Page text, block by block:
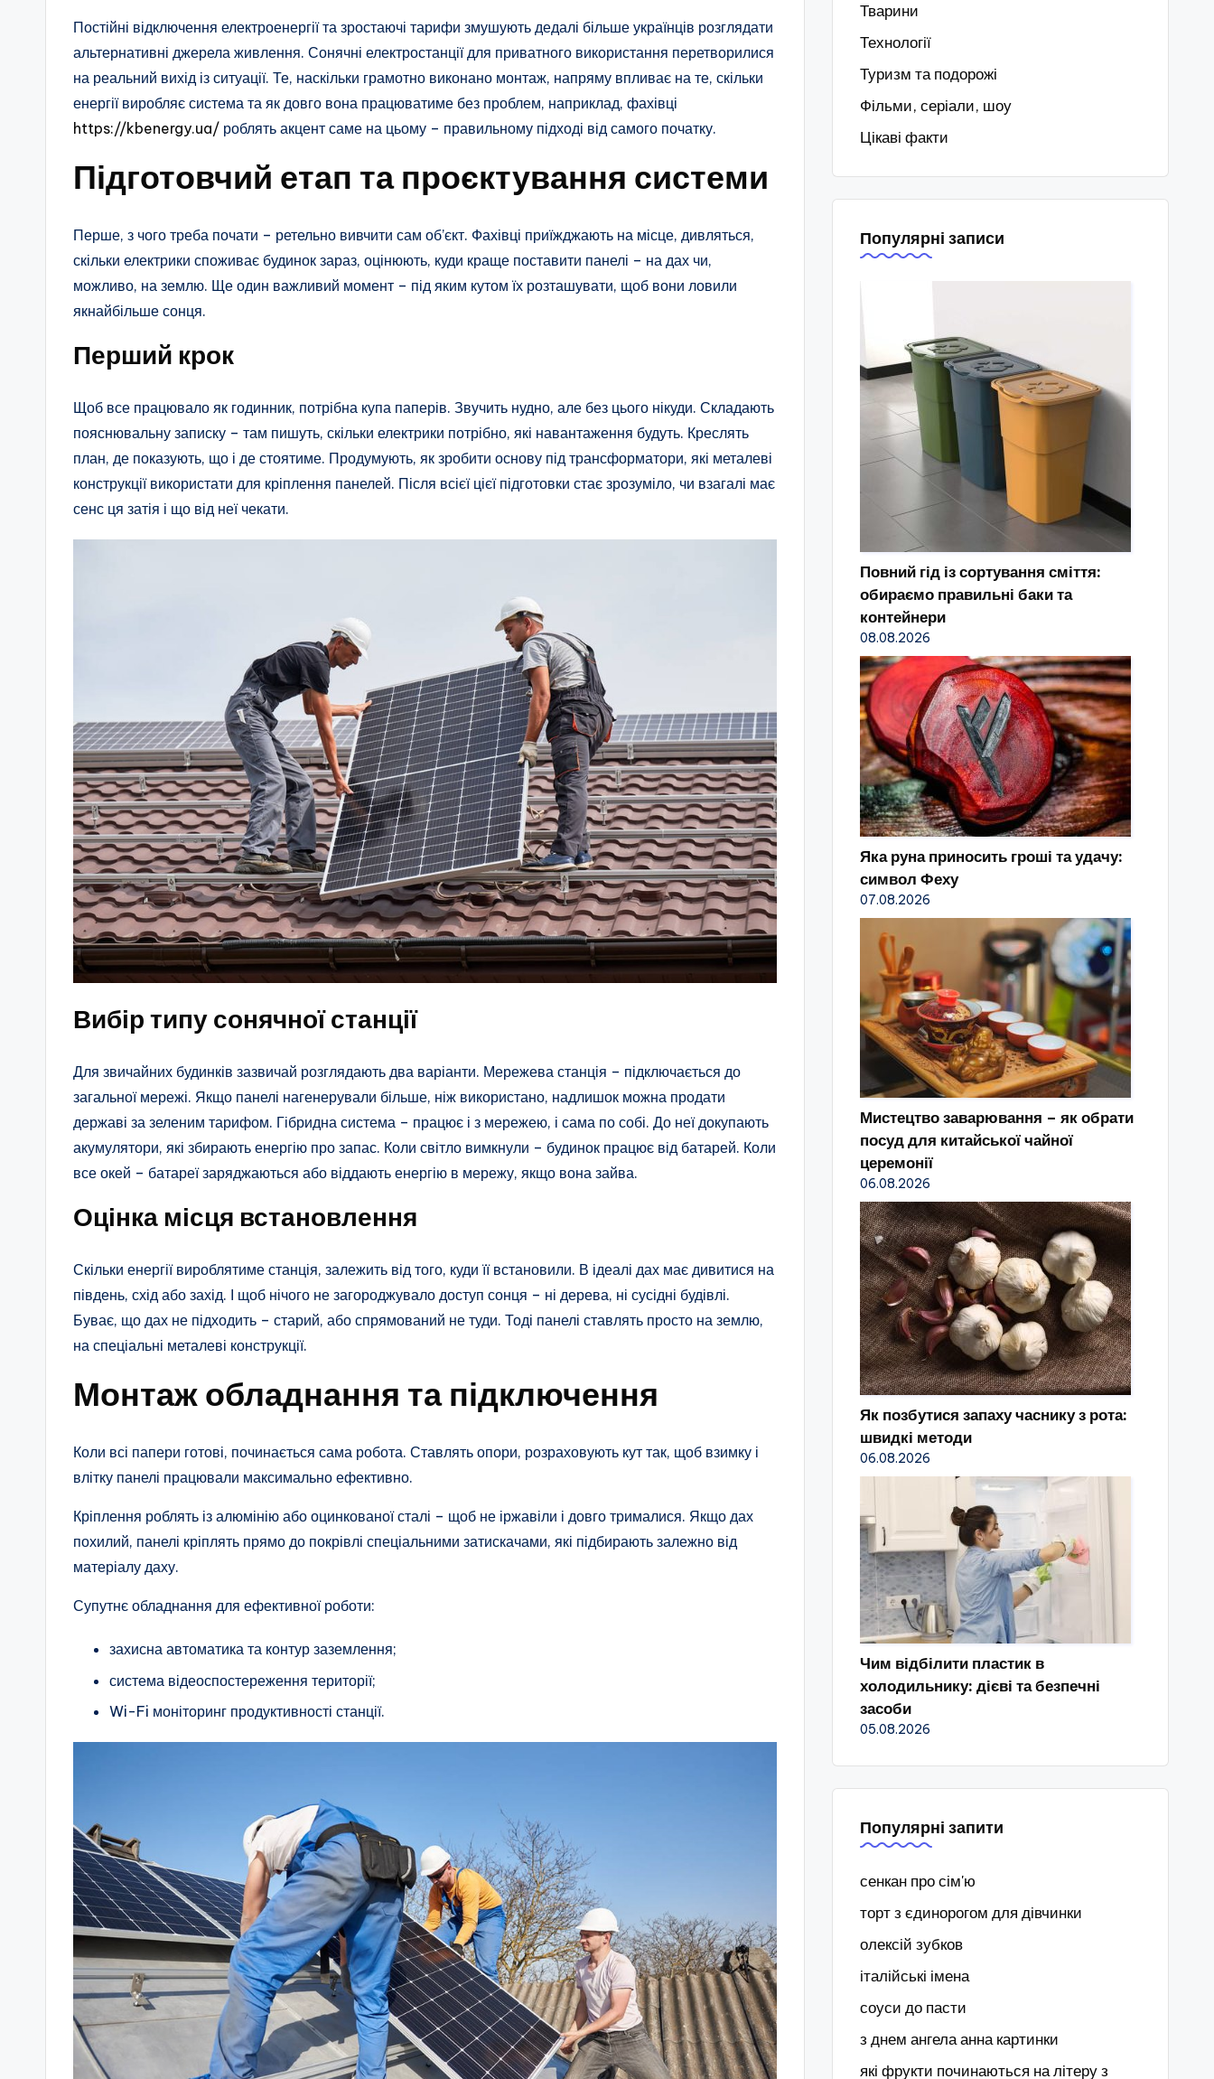
Постійні відключення електроенергії та зростаючі тарифи змушують дедалі більше українців розглядати
альтернативні джерела живлення. Сонячні електростанції для приватного використання перетворилися
на реальний вихід із ситуації. Те, наскільки грамотно виконано монтаж, напряму впливає на те, скільки
енергії виробляє система та як довго вона працюватиме без проблем, наприклад, фахівці
https://kbenergy.ua/ роблять акцент саме на цьому – правильному підході від самого початку.
Підготовчий етап та проєктування системи
Перше, з чого треба почати – ретельно вивчити сам об’єкт. Фахівці приїжджають на місце, дивляться,
скільки електрики споживає будинок зараз, оцінюють, куди краще поставити панелі – на дах чи,
можливо, на землю. Ще один важливий момент – під яким кутом їх розташувати, щоб вони ловили
якнайбільше сонця.
Перший крок
Щоб все працювало як годинник, потрібна купа паперів. Звучить нудно, але без цього нікуди. Складають
пояснювальну записку – там пишуть, скільки електрики потрібно, які навантаження будуть. Креслять
план, де показують, що і де стоятиме. Продумують, як зробити основу під трансформатори, які металеві
конструкції використати для кріплення панелей. Після всієї цієї підготовки стає зрозуміло, чи взагалі має
сенс ця затія і що від неї чекати.
Вибір типу сонячної станції
Для звичайних будинків зазвичай розглядають два варіанти. Мережева станція – підключається до
загальної мережі. Якщо панелі нагенерували більше, ніж використано, надлишок можна продати
державі за зеленим тарифом. Гібридна система – працює і з мережею, і сама по собі. До неї докупають
акумулятори, які збирають енергію про запас. Коли світло вимкнули – будинок працює від батарей. Коли
все окей – батареї заряджаються або віддають енергію в мережу, якщо вона зайва.
Оцінка місця встановлення
Скільки енергії вироблятиме станція, залежить від того, куди її встановили. В ідеалі дах має дивитися на
південь, схід або захід. І щоб нічого не загороджувало доступ сонця – ні дерева, ні сусідні будівлі.
Буває, що дах не підходить – старий, або спрямований не туди. Тоді панелі ставлять просто на землю,
на спеціальні металеві конструкції.
Монтаж обладнання та підключення
Коли всі папери готові, починається сама робота. Ставлять опори, розраховують кут так, щоб взимку і
влітку панелі працювали максимально ефективно.
Кріплення роблять із алюмінію або оцинкованої сталі – щоб не іржавіли і довго трималися. Якщо дах
похилий, панелі кріплять прямо до покрівлі спеціальними затискачами, які підбирають залежно від
матеріалу даху.
Супутнє обладнання для ефективної роботи:
захисна автоматика та контур заземлення;
система відеоспостереження території;
Wi-Fi моніторинг продуктивності станції.
Тварини
Технології
Туризм та подорожі
Фільми, серіали, шоу
Цікаві факти
Популярні записи
Повний гід із сортування сміття:
обираємо правильні баки та
контейнери
08.08.2026
Яка руна приносить гроші та удачу:
символ Феху
07.08.2026
Мистецтво заварювання – як обрати
посуд для китайської чайної
церемонії
06.08.2026
Як позбутися запаху часнику з рота:
швидкі методи
06.08.2026
Чим відбілити пластик в
холодильнику: дієві та безпечні
засоби
05.08.2026
Популярні запити
сенкан про сім'ю
торт з єдинорогом для дівчинки
олексій зубков
італійські імена
соуси до пасти
з днем ангела анна картинки
які фрукти починаються на літеру з